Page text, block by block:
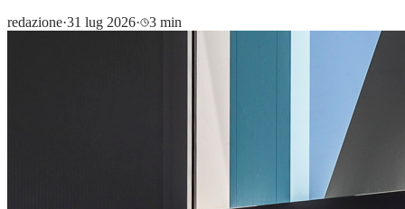
redazione·31 lug 2026· 3 min